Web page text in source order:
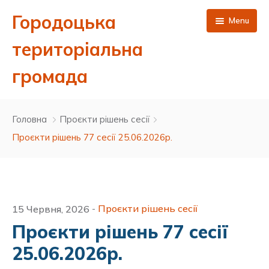
Городоцька
територіальна
громада
Menu
Новини
Результати поіменного голосування
Ухвалені рішення сесій 8 скликання
Виконавчий комітет
Проєкти рішень виконавчого комітету
Бюджет та фінанси
Депутатський корпус Городоцької міської ради 8
скликання
Керівництво міської ради
Контакти
ЦНАП
Головна
Проєкти рішень сесії
Проєкти рішень 77 сесії 25.06.2026р.
15 Червня, 2026 - Проєкти рішень сесії
Проєкти рішень 77 сесії
25.06.2026р.